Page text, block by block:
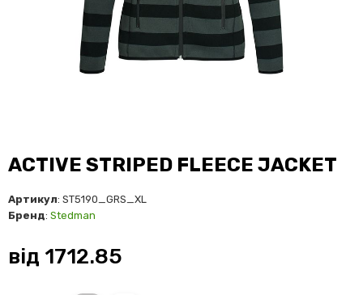
ACTIVE STRIPED FLEECE JACKET
Артикул: ST5190_GRS_XL
Бренд: Stedman
від 1712.85